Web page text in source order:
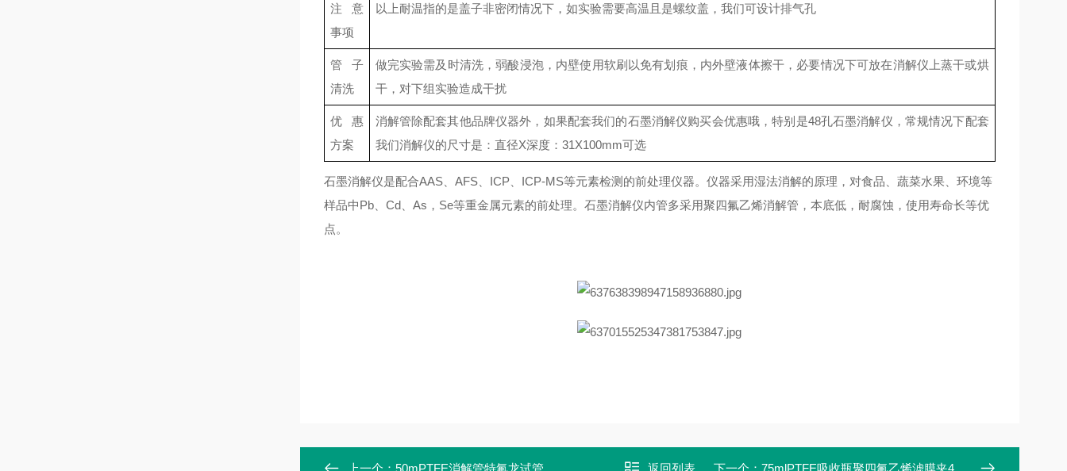
注意
事项
以上耐温指的是盖子非密闭情况下，如实验需要高温且是螺纹盖，我们可设计排气孔
管子
清洗
做完实验需及时清洗，弱酸浸泡，内壁使用软刷以免有划痕，内外壁液体擦干，必要情况下可放在消解仪上蒸干或烘
干，对下组实验造成干扰
优惠
方案
消解管除配套其他品牌仪器外，如果配套我们的石墨消解仪购买会优惠哦，特别是48孔石墨消解仪，常规情况下配套
我们消解仪的尺寸是：直径X深度：31X100mm可选
石墨消解仪是配合AAS、AFS、ICP、ICP-MS等元素检测的前处理仪器。仪器采用湿法消解的原理，对食品、蔬菜水果、环境等
样品中Pb、Cd、As，Se等重金属元素的前处理。石墨消解仪内管多采用聚四氟乙烯消解管，本底低，耐腐蚀，使用寿命长等优
点。
上一个： 50mPTFE消解管特氟龙试管 返回列表 下一个： 75mlPTFE吸收瓶聚四氟乙烯滤膜夹40mm